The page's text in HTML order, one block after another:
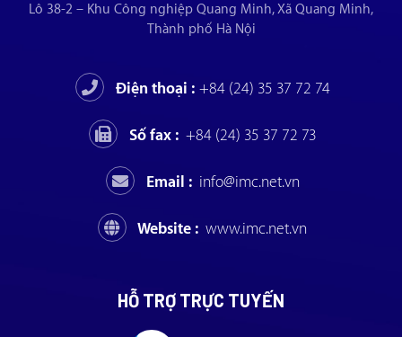
Lô 38-2 – Khu Công nghiệp Quang Minh, Xã Quang Minh,
Thành phố Hà Nội
Điện thoại : +84 (24) 35 37 72 74
Số fax : +84 (24) 35 37 72 73
Email : info@imc.net.vn
Website : www.imc.net.vn
HỖ TRỢ TRỰC TUYẾN